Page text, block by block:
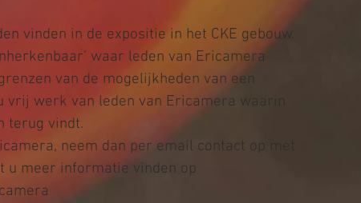
vinden in de expositie in het CKE gebouw.
waar leden van Ericamera
van de mogelijkheden van een
vrij werk van leden van Ericamera waarin
terug vindt.
neem dan per email contact op met
u meer informatie vinden op